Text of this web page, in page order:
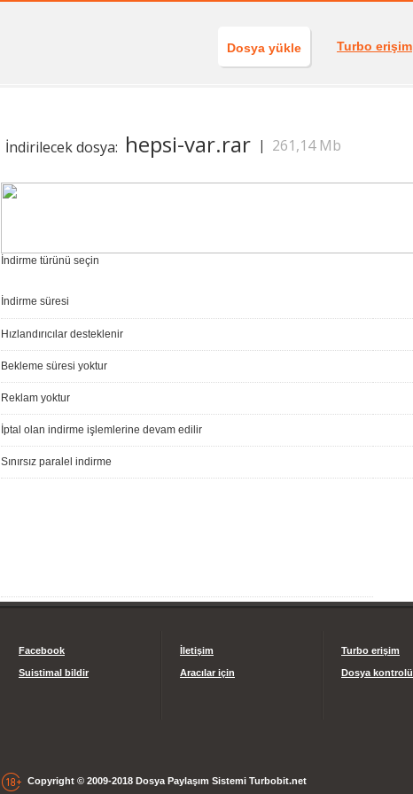
Dosya yükle Turbo erişim
İndirilecek dosya: hepsi-var.rar | 261,14 Mb
İndirme türünü seçin
İndirme süresi
Hızlandırıcılar desteklenir
Bekleme süresi yoktur
Reklam yoktur
İptal olan indirme işlemlerine devam edilir
Sınırsız paralel indirme
Facebook
Suistimal bildir
İletişim
Aracılar için
Turbo erişim
Dosya kontrolü
Copyright © 2009-2018 Dosya Paylaşım Sistemi Turbobit.net